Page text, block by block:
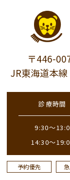
〒446-
JR東海道本
診療時間
9:30～
14:30～
予約優先